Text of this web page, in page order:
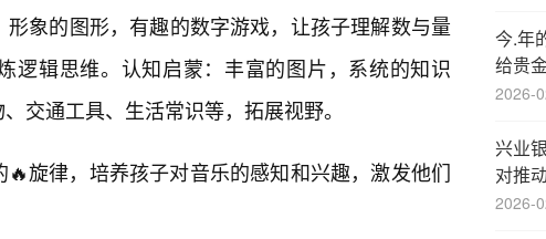
象的图形，有趣的数字游戏，让孩子理解数与量
逻辑思维。认知启蒙：丰富的图片，系统的知识
交通工具、生活常识等，拓展视野。
旋律，培养孩子对音乐的感知和兴趣，激发他们
问题
今.年
给贵
势？
2026-
兴业
对推
心、
2026-